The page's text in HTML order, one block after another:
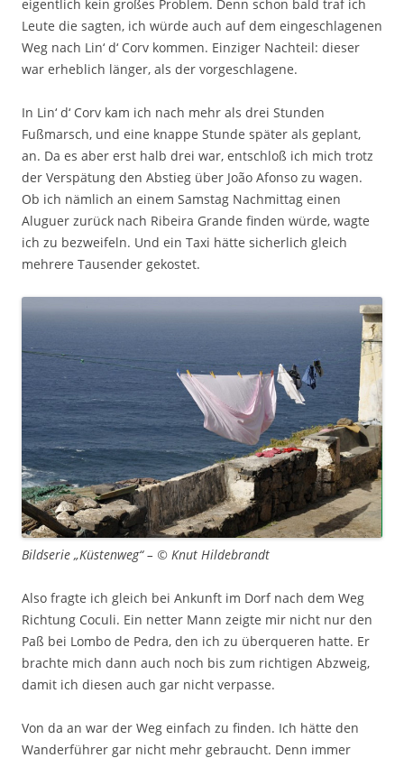
eigentlich kein großes Problem. Denn schon bald traf ich
Leute die sagten, ich würde auch auf dem eingeschlagenen
Weg nach Lin‘ d‘ Corv kommen. Einziger Nachteil: dieser
war erheblich länger, als der vorgeschlagene.
In Lin‘ d‘ Corv kam ich nach mehr als drei Stunden
Fußmarsch, und eine knappe Stunde später als geplant,
an. Da es aber erst halb drei war, entschloß ich mich trotz
der Verspätung den Abstieg über João Afonso zu wagen.
Ob ich nämlich an einem Samstag Nachmittag einen
Aluguer zurück nach Ribeira Grande finden würde, wagte
ich zu bezweifeln. Und ein Taxi hätte sicherlich gleich
mehrere Tausender gekostet.
Bildserie „Küstenweg“ – © Knut Hildebrandt
Also fragte ich gleich bei Ankunft im Dorf nach dem Weg
Richtung Coculi. Ein netter Mann zeigte mir nicht nur den
Paß bei Lombo de Pedra, den ich zu überqueren hatte. Er
brachte mich dann auch noch bis zum richtigen Abzweig,
damit ich diesen auch gar nicht verpasse.
Von da an war der Weg einfach zu finden. Ich hätte den
Wanderführer gar nicht mehr gebraucht. Denn immer